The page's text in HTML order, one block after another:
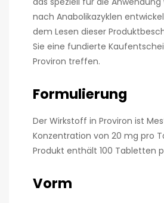
nach Anabolikazyklen
dem Lesen dieser
Sie eine fundierte
Proviron treffen.
Formulierung
Der Wirkstoff in Proviron ist
Konzentration von 20 mg pro
Produkt enthält 100 Tabletten
Vorm